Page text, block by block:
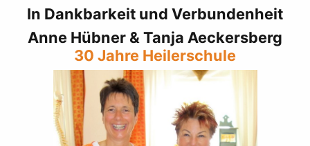
In Dankbarkeit und Verbundenheit
Anne Hübner & Tanja Aeckersberg
30 Jahre Heilerschule